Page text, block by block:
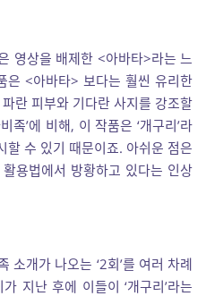
영상을 배제한 <아바타>라는 느
은 <아바타> 보다는 훨씬 유리한
란 피부와 기다란 사지를 강조할
족’에 비해, 이 작품은 ‘개구리’라
할 수 있기 때문이죠. 아쉬운 점은
활용법에서 방황하고 있다는 인상
소개가 나오는 ‘2회’를 여러 차례
지난 후에 이들이 ‘개구리’라는